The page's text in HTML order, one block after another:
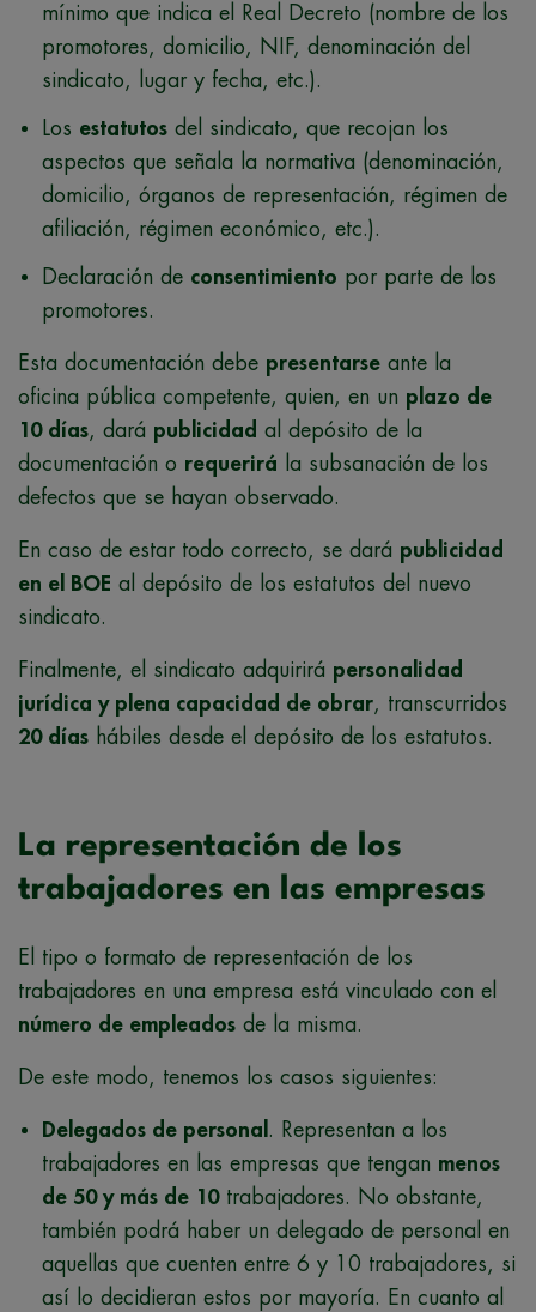
mínimo que indica el Real Decreto (nombre de los
promotores, domicilio, NIF, denominación del
sindicato, lugar y fecha, etc.).
Los estatutos del sindicato, que recojan los
aspectos que señala la normativa (denominación,
domicilio, órganos de representación, régimen de
afiliación, régimen económico, etc.).
Declaración de consentimiento por parte de los
promotores.
Esta documentación debe presentarse ante la
oficina pública competente, quien, en un plazo de
10 días, dará publicidad al depósito de la
documentación o requerirá la subsanación de los
defectos que se hayan observado.
En caso de estar todo correcto, se dará publicidad
en el BOE al depósito de los estatutos del nuevo
sindicato.
Finalmente, el sindicato adquirirá personalidad
jurídica y plena capacidad de obrar, transcurridos
20 días hábiles desde el depósito de los estatutos.
La representación de los
trabajadores en las empresas
El tipo o formato de representación de los
trabajadores en una empresa está vinculado con el
número de empleados de la misma.
De este modo, tenemos los casos siguientes:
Delegados de personal . Representan a los
trabajadores en las empresas que tengan menos
de 50 y más de 10trabajadores. No obstante,
también podrá haber un delegado de personal en
aquellas que cuenten entre 6 y 10 trabajadores, si
así lo decidieran estos por mayoría. En cuanto al